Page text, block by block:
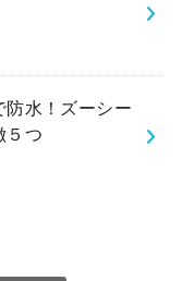
防水！ズーシー
５つ